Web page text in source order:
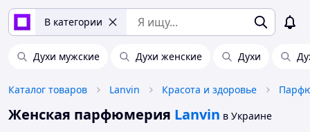
В категории
Духи мужские Духи женские Духи
Каталог товаров Lanvin Красота и здоровье
Женская парфюмерия Lanvin в Украине